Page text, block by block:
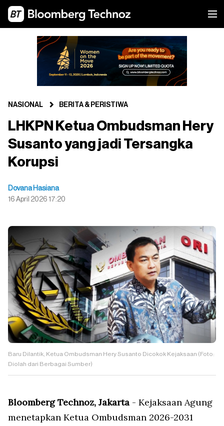
NASIONAL BERITA & PERISTIWA
LHKPN Ketua Ombudsman Hery
Susanto yang jadi Tersangka
Korupsi
Dovana Hasiana
16 April 2026 17:20
Baru Dilantik, Ketua Ombudsman Hery Susanto Dicokok Kejaksaan (Foto:
Diolah dari Berbagai Sumber)
Bloomberg Technoz, Jakarta - Kejaksaan Agung
menetapkan Ketua Ombudsman 2026-2031